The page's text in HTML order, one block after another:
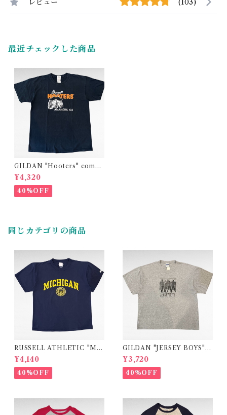
レビュー (103)
最近チェックした商品
GILDAN "Hooters" compa
ny print t-shirt
¥4,320
40%OFF
同じカテゴリの商品
RUSSELL ATHLETIC "MI
CHIGAN" college print t-s
hirt
¥4,140
40%OFF
GILDAN "JERSEY BOYS"
movie print t-shirt
¥3,720
40%OFF